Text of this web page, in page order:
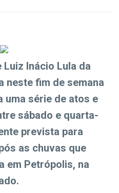
Inácio Lula da
neste fim de semana
uma série de atos e
sábado e quarta-
prevista para
as chuvas que
em Petrópolis, na